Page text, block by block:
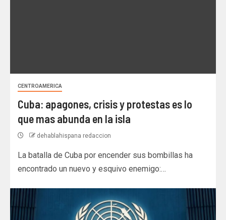
CENTROAMERICA
Cuba: apagones, crisis y protestas es lo
que mas abunda en la isla
dehablahispana redaccion
La batalla de Cuba por encender sus bombillas ha
encontrado un nuevo y esquivo enemigo:…